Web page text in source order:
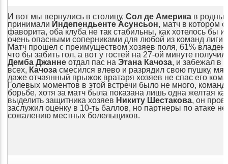
И вот мы вернулись в столицу, Сол де Америкав родных
принимали Индепендьенте Асунсьон, матч в котором
фаворита, оба клуба не так стабильны, как хотелось бы
очень опасными соперниками для любой из команд лиги.
Матч прошел с преимуществом хозяев поля, 61%
что бы забить гол, а вот у гостей на 27-ой минуте
Демба Джаннеотдал пас на Этана Качоза, и забежал в
всех, Качозасмесился влево и разрядил свою пушку, мяч
даже отчаянный прыжок вратаря хозяев не спас его
Голевых моментов в этой встречи было не много,
борьбе, хотя за матч была показана лишь одна желтая
выделить защитника хозяев Никиту Шестакова, он
заслужил оценку в 10-ть баллов, но партнеры по атаке
сожалению местных болельщиков.